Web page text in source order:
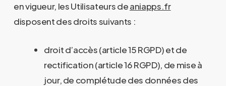
en vigueur, les Utilisateurs deaniapps.fr
disposent des droits suivants :
droit d’accès (article 15 RGPD) et de
rectification (article 16 RGPD), de mise à
jour, de complétude des données des